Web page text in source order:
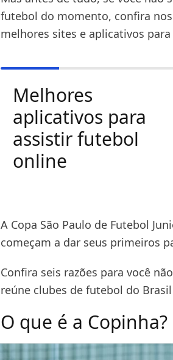
futebol do momento, confira
melhores sites e aplicativos
Melhores
aplicativos para
assistir futebol
online
A Copa São Paulo de Futebol
começam a dar seus primeiros
Confira seis razões para você
reúne clubes de futebol do
O que é a Copinha?